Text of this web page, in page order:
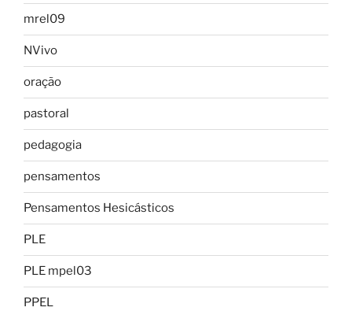
mrel09
NVivo
oração
pastoral
pedagogia
pensamentos
Pensamentos Hesicásticos
PLE
PLE mpel03
PPEL